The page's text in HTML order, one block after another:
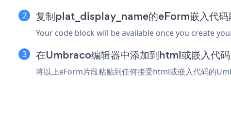
复制plat_display_name的eForm嵌入代码
Your code block will be available once you create
在Umbraco编辑器中添加到html或嵌入代
将以上eForm片段粘贴到任何接受html或嵌入代码的